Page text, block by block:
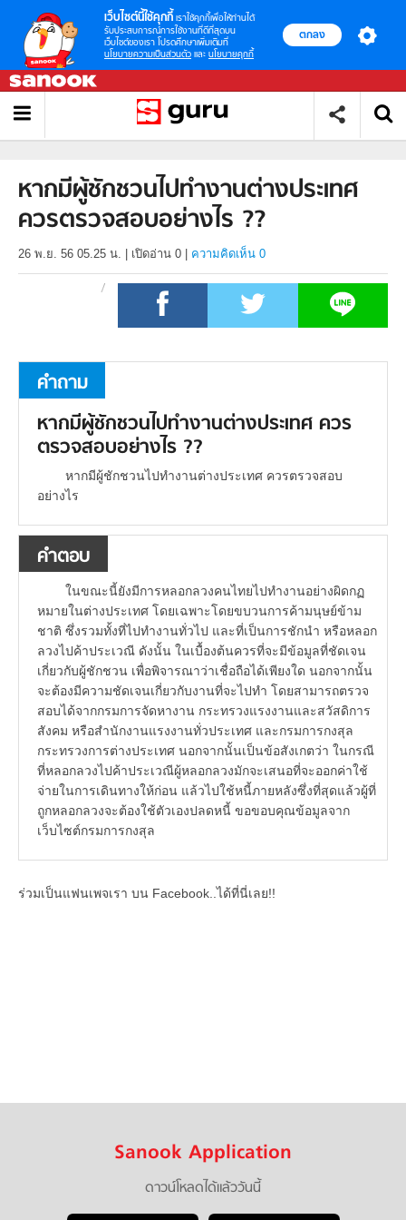
เว็บไซต์นี้ใช้คุกกี้ เราใช้คุกกี้เพื่อให้ท่านได้
รับประสบการณ์การใช้งานที่ดีที่สุดบน
เว็บไซต์ของเรา โปรดศึกษาเพิ่มเติมที่
นโยบายความเป็นส่วนตัว และ นโยบายคุกกี้
ตกลง
หากมีผู้ชักชวนไปทำงานต่างประเทศ
ควรตรวจสอบอย่างไร ??
26 พ.ย. 56 05.25 น. เปิดอ่าน 0 ความคิดเห็น 0
คำถาม
หากมีผู้ชักชวนไปทำงานต่างประเทศ ควร
ตรวจสอบอย่างไร ??
หากมีผู้ชักชวนไปทำงานต่างประเทศ ควรตรวจสอบ
อย่างไร
คำตอบ
ในขณะนี้ยังมีการหลอกลวงคนไทยไปทำงานอย่างผิดกฏ
หมายในต่างประเทศ โดยเฉพาะโดยขบวนการค้ามนุษย์ข้าม
ชาติ ซึ่งรวมทั้งที่ไปทำงานทั่วไป และที่เป็นการชักนำ หรือหลอก
ลวงไปค้าประเวณี ดังนั้น ในเบื้องต้นควรที่จะมีข้อมูลที่ชัดเจน
เกี่ยวกับผู้ชักชวน เพื่อพิจารณาว่าเชื่อถือได้เพียงใด นอกจากนั้น
จะต้องมีความชัดเจนเกี่ยวกับงานที่จะไปทำ โดยสามารถตรวจ
สอบได้จากกรมการจัดหางาน กระทรวงแรงงานและสวัสดิการ
สังคม หรือสำนักงานแรงงานทั่วประเทศ และกรมการกงสุล
กระทรวงการต่างประเทศ นอกจากนั้นเป็นข้อสังเกตว่า ในกรณี
ที่หลอกลวงไปค้าประเวณีผู้หลอกลวงมักจะเสนอที่จะออกค่าใช้
จ่ายในการเดินทางให้ก่อน แล้วไปใช้หนี้ภายหลังซึ่งที่สุดแล้วผู้ที่
ถูกหลอกลวงจะต้องใช้ตัวเองปลดหนี้ ขอขอบคุณข้อมูลจาก
เว็บไซต์กรมการกงสุล
ร่วมเป็นแฟนเพจเรา บน Facebook..ได้ที่นี่เลย!!
Sanook Application
ดาวน์โหลดได้แล้ววันนี้